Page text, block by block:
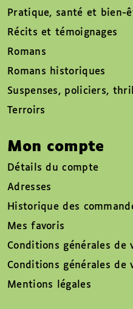
Pratique, santé et bien-
Récits et témoignages
Romans
Romans historiques
Suspenses, policiers,
Terroirs
Mon compte
Détails du compte
Adresses
Historique des
Mes favoris
Conditions générales de
Conditions générales de
Mentions légales